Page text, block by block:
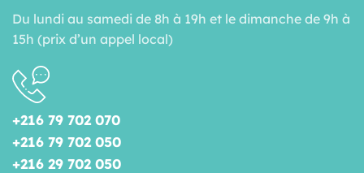
Du lundi au samedi de 8h à 19h et le dimanche de 9h à
15h (prix d’un appel local)
+216 79 702 070
+216 79 702 050
+216 29 702 050